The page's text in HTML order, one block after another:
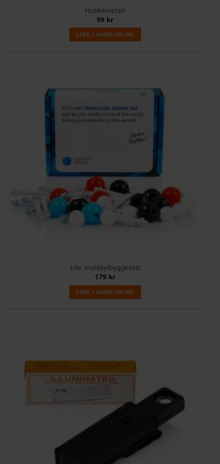
Huskemetall
99 kr
LEGG I HANDLEKURV
Lite molekylbyggesett
179 kr
LEGG I HANDLEKURV